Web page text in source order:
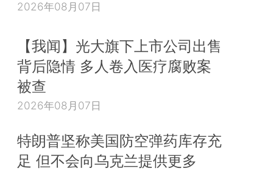
2026年08月07日
【我闻】光大旗下上市公司出售
背后隐情 多人卷入医疗腐败案
被查
2026年08月07日
特朗普坚称美国防空弹药库存充
足 但不会向乌克兰提供更多